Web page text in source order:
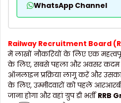
WhatsApp Channel
Railway Recruitment Board
में लाखों नौकरियों के लिए एक
के लिए, सबसे पहला और अवसर कदम
ऑनलाइन प्रक्रिया लागू करें और
के लिए, उम्मीदवारों को पहले
जाना होगा और वहां ग्रुप डी भर्तीRRB